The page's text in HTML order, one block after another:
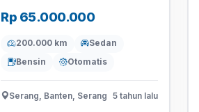
Rp 65.000.000
200.000 km
Sedan
Bensin
Otomatis
Serang, Banten, Serang 5 tahun lalu